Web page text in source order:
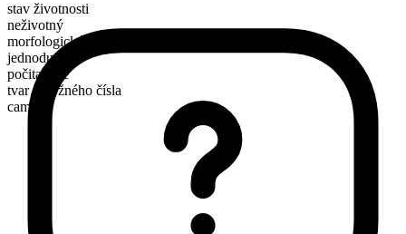
stav životnosti
neživotný
morfologické složení
jednoduché
počitatelné
tvar množného čísla
camas